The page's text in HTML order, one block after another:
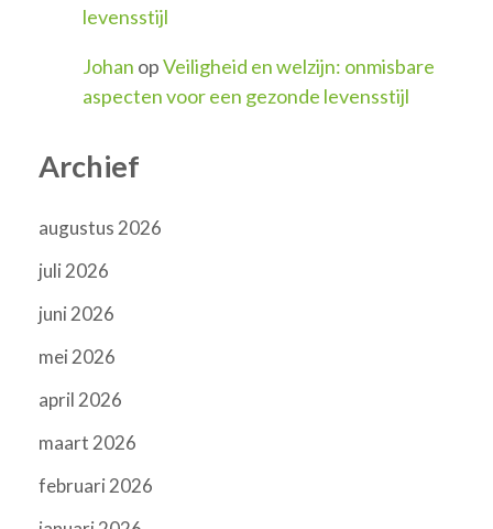
levensstijl
Johan opVeiligheid en welzijn: onmisbare
aspecten voor een gezonde levensstijl
Archief
augustus 2026
juli 2026
juni 2026
mei 2026
april 2026
maart 2026
februari 2026